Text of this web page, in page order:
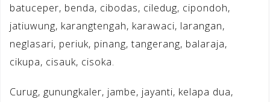
batuceper, benda, cibodas, ciledug, cipondoh,
jatiuwung, karangtengah, karawaci, larangan,
neglasari, periuk, pinang, tangerang, balaraja,
cikupa, cisauk, cisoka.
Curug, gunungkaler, jambe, jayanti, kelapa dua,